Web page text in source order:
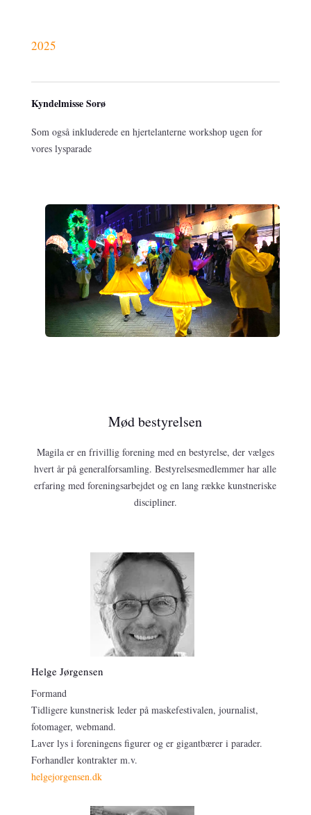
2025
Kyndelmisse Sorø
Som også inkluderede en hjertelanterne workshop ugen for
vores lysparade
Mød bestyrelsen
Magila er en frivillig forening med en bestyrelse, der vælges
hvert år på generalforsamling. Bestyrelsesmedlemmer har alle
erfaring med foreningsarbejdet og en lang række kunstneriske
discipliner.
Helge Jørgensen
Formand
Tidligere kunstnerisk leder på maskefestivalen, journalist,
fotomager, webmand.
Laver lys i foreningens figurer og er gigantbærer i parader.
Forhandler kontrakter m.v.
helgejorgensen.dk